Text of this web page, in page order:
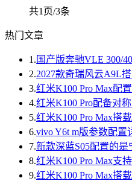
共1页/3条
热门文章
1. 国产版奔驰VLE 300/
2.2027款奇瑞风云A9L
3.红米K100 Pro Max配
4.红米K100 Pro配备对
5.红米K100 Pro Max搭
6.vivo Y6t m版参数配置
7.新款深蓝S05配置的
8.红米K100 Pro Max支
9.红米K100 Pro Max搭